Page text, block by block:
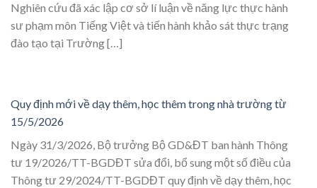
Nghiên cứu đã xác lập cơ sở lí luận về năng lực thực hành
sư phạm môn Tiếng Việt và tiến hành khảo sát thực trạng
đào tạo tại Trường […]
Quy định mới về dạy thêm, học thêm trong nhà trường từ
15/5/2026
Ngày 31/3/2026, Bộ trưởng Bộ GD&ĐT ban hành Thông
tư 19/2026/TT-BGDĐT sửa đổi, bổ sung một số điều của
Thông tư 29/2024/TT-BGDĐT quy định về dạy thêm, học